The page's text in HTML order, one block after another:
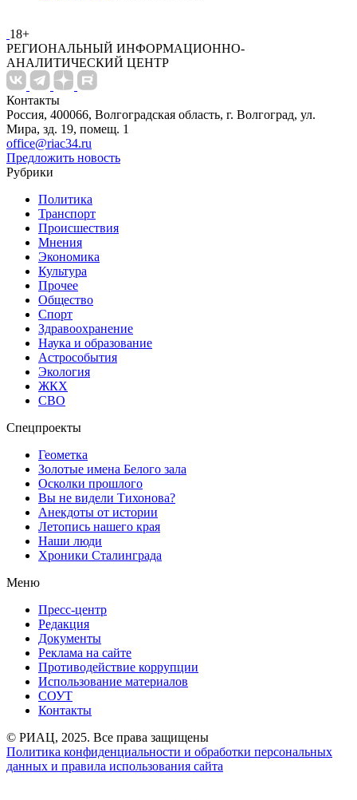
18+
РЕГИОНАЛЬНЫЙ ИНФОРМАЦИОННО-
АНАЛИТИЧЕСКИЙ ЦЕНТР
Контакты
Россия, 400066, Волгоградская область, г. Волгоград, ул.
Мира, зд. 19, помещ. 1
office@riac34.ru
Предложить новость
Рубрики
Политика
Транспорт
Происшествия
Мнения
Экономика
Культура
Прочее
Общество
Спорт
Здравоохранение
Наука и образование
Астрособытия
Экология
ЖКХ
СВО
Спецпроекты
Геометка
Золотые имена Белого зала
Осколки прошлого
Вы не видели Тихонова?
Анекдоты от истории
Летопись нашего края
Наши люди
Хроники Сталинграда
Меню
Пресс-центр
Редакция
Документы
Реклама на сайте
Противодействие коррупции
Использование материалов
СОУТ
Контакты
© РИАЦ, 2025. Все права защищены
Политика конфиденциальности и обработки персональных
данных и правила использования сайта